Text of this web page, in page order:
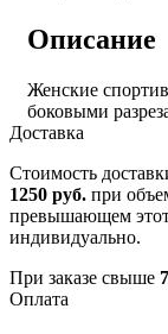
Описание
Женские
боковыми
Доставка
Стоимость
1250 руб. при
превышающем этот
индивидуально.
При заказе свыше
Оплата